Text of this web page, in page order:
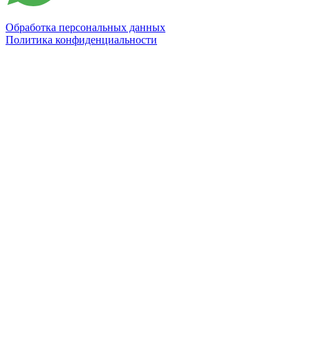
Обработка персональных данных
Политика конфиденциальности